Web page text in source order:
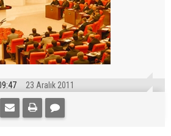
23 Aralık 2011